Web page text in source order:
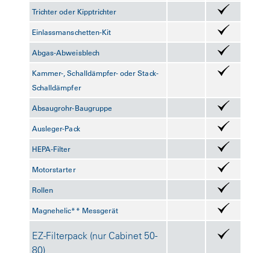
Trichter oder Kipptrichter
Einlassmanschetten-Kit
Abgas-Abweisblech
Kammer-, Schalldämpfer- oder Stack-
Schalldämpfer
Absaugrohr-Baugruppe
Ausleger-Pack
HEPA-Filter
Motorstarter
Rollen
Magnehelic** Messgerät
EZ-Filterpack (nur Cabinet 50-
80)